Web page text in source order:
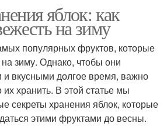
яблок: как
на зиму
популярных фруктов, которые
зиму. Однако, чтобы они
и вкусными долгое время, важно
их хранить. В этой статье мы
секреты хранения яблок, которые
этими фруктами до весны.